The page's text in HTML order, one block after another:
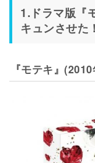
1.ドラマ版『
キュンさせた！
『モテキ』